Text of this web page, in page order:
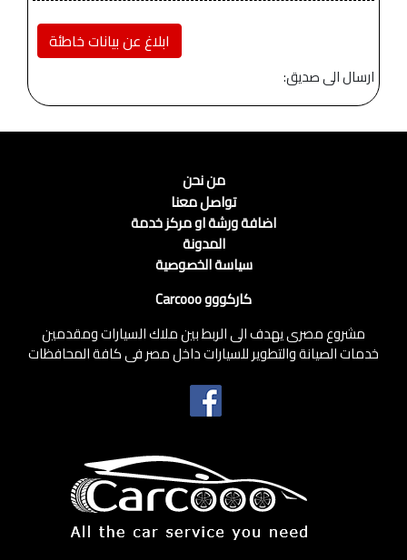
ابلاغ عن بيانات خاطئة
ارسال الى صديق:
من نحن
تواصل معنا
اضافة ورشة او مركز خدمة
المدونة
سياسة الخصوصية
كاركووو Carcooo
مشروع مصرى يهدف الى الربط بين ملاك السيارات ومقدمين
خدمات الصيانة والتطوير للسيارات داخل مصر فى كافة المحافظات